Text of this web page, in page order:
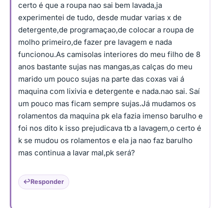
certo é que a roupa nao sai bem lavada,ja
experimentei de tudo, desde mudar varias x de
detergente,de programaçao,de colocar a roupa de
molho primeiro,de fazer pre lavagem e nada
funcionou.As camisolas interiores do meu filho de 8
anos bastante sujas nas mangas,as calças do meu
marido um pouco sujas na parte das coxas vai á
maquina com lixivia e detergente e nada.nao sai. Saí
um pouco mas ficam sempre sujas.Já mudamos os
rolamentos da maquina pk ela fazia imenso barulho e
foi nos dito k isso prejudicava tb a lavagem,o certo é
k se mudou os rolamentos e ela ja nao faz barulho
mas continua a lavar mal,pk será?
Responder